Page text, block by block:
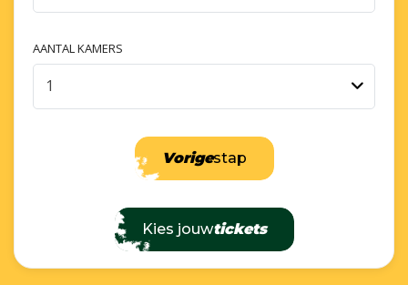
AANTAL KAMERS
1
Vorigestap
Kies jouwtickets